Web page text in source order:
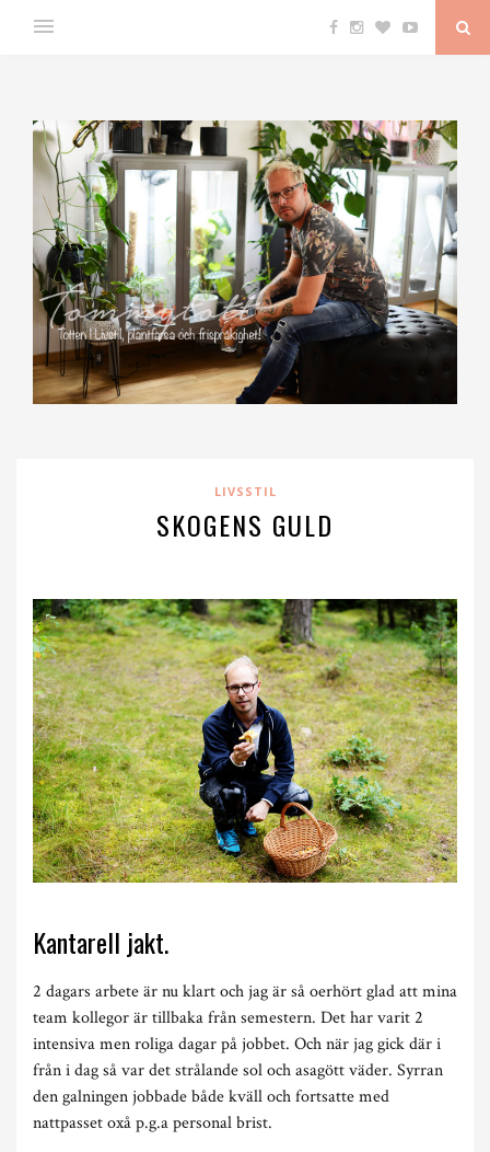
LIVSSTIL
SKOGENS GULD
Kantarell jakt.
2 dagars arbete är nu klart och jag är så oerhört glad att mina
team kollegor är tillbaka från semestern. Det har varit 2
intensiva men roliga dagar på jobbet. Och när jag gick där i
från i dag så var det strålande sol och asagött väder. Syrran
den galningen jobbade både kväll och fortsatte med
nattpasset oxå p.g.a personal brist.